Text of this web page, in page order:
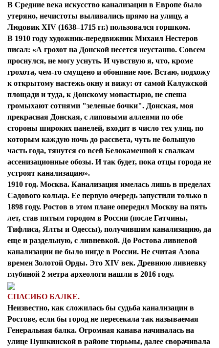
В Средние века искусство канализации в Европе было
утеряно, нечистоты выливались прямо на улицу, а
Людовик XIV (1638–1715 гг.) пользовался горшком.
В 1910 году художник-передвижник Михаил Нестеров
писал: «А грохот на Донской несется неустанно. Совсем
проснулся, не могу уснуть. И чувствую я, что, кроме
грохота, чем-то смущено и обоняние мое. Встаю, подхожу
к открытому настежь окну и вижу: от самой Калужской
площади и туда, к Донскому монастырю, не спеша
громыхают сотнями "зеленые бочки". Донская, моя
прекрасная Донская, с липовыми аллеями по обе
стороны широких панелей, входит в число тех улиц, по
которым каждую ночь до рассвета, чуть не большую
часть года, тянутся со всей Белокаменной к свалкам
ассенизационные обозы. И так будет, пока отцы города не
устроят канализацию».
1910 год. Москва. Канализация имелась лишь в пределах
Садового кольца. Ее первую очередь запустили только в
1898 году. Ростов в этом плане опередил Москву на пять
лет, став пятым городом в России (после Гатчины,
Тифлиса, Ялты и Одессы), получившим канализацию, да
еще и раздельную, с ливневкой. До Ростова ливневой
канализации не было нигде в России. Не считая Азова
времен Золотой Орды. Это XIV век. Древнюю ливневку
глубиной 2 метра археологи нашли в 2016 году.
СПАСИБО БАЛКЕ.
Неизвестно, как сложилась бы судьба канализации в
Ростове, если бы город не пересекала так называемая
Генеральная балка. Огромная канава начиналась на
улице Пушкинской в районе тюрьмы, далее сворачивала